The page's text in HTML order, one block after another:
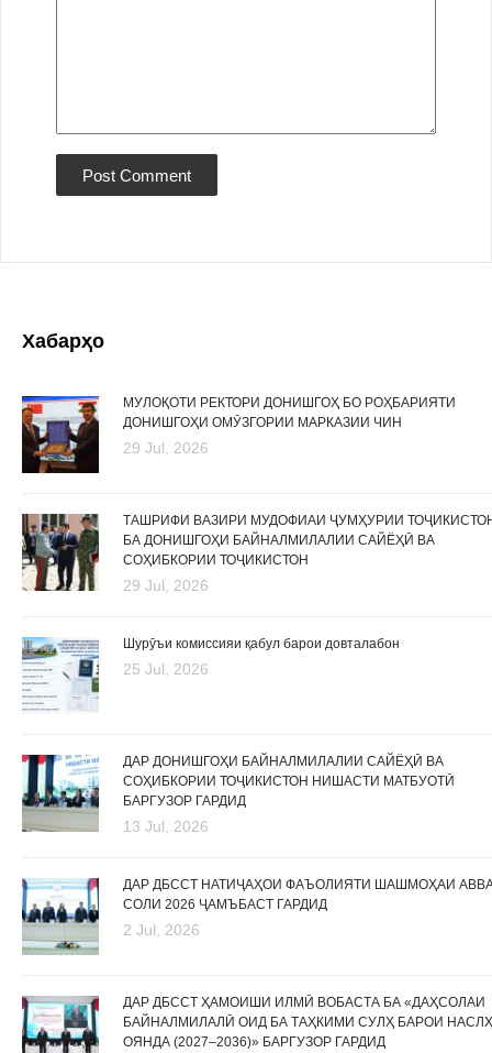
Хабарҳо
МУЛОҚОТИ РЕКТОРИ ДОНИШГОҲ БО РОҲБАРИЯТИ
ДОНИШГОҲИ ОМӮЗГОРИИ МАРКАЗИИ ЧИН
29 Jul, 2026
ТАШРИФИ ВАЗИРИ МУДОФИАИ ҶУМҲУРИИ
БА ДОНИШГОҲИ БАЙНАЛМИЛАЛИИ САЙЁҲӢ ВА
СОҲИБКОРИИ ТОҶИКИСТОН
29 Jul, 2026
Шурӯъи комиссияи қабул барои довталабон
25 Jul, 2026
ДАР ДОНИШГОҲИ БАЙНАЛМИЛАЛИИ САЙЁҲӢ ВА
СОҲИБКОРИИ ТОҶИКИСТОН НИШАСТИ МАТБУОТӢ
БАРГУЗОР ГАРДИД
13 Jul, 2026
ДАР ДБССТ НАТИҶАҲОИ ФАЪОЛИЯТИ ШАШМОҲАИ
СОЛИ 2026 ҶАМЪБАСТ ГАРДИД
2 Jul, 2026
ДАР ДБССТ ҲАМОИШИ ИЛМӢ ВОБАСТА БА «ДАҲСОЛАИ
БАЙНАЛМИЛАЛӢ ОИД БА ТАҲКИМИ СУЛҲ БАРОИ
ОЯНДА (2027–2036)» БАРГУЗОР ГАРДИД